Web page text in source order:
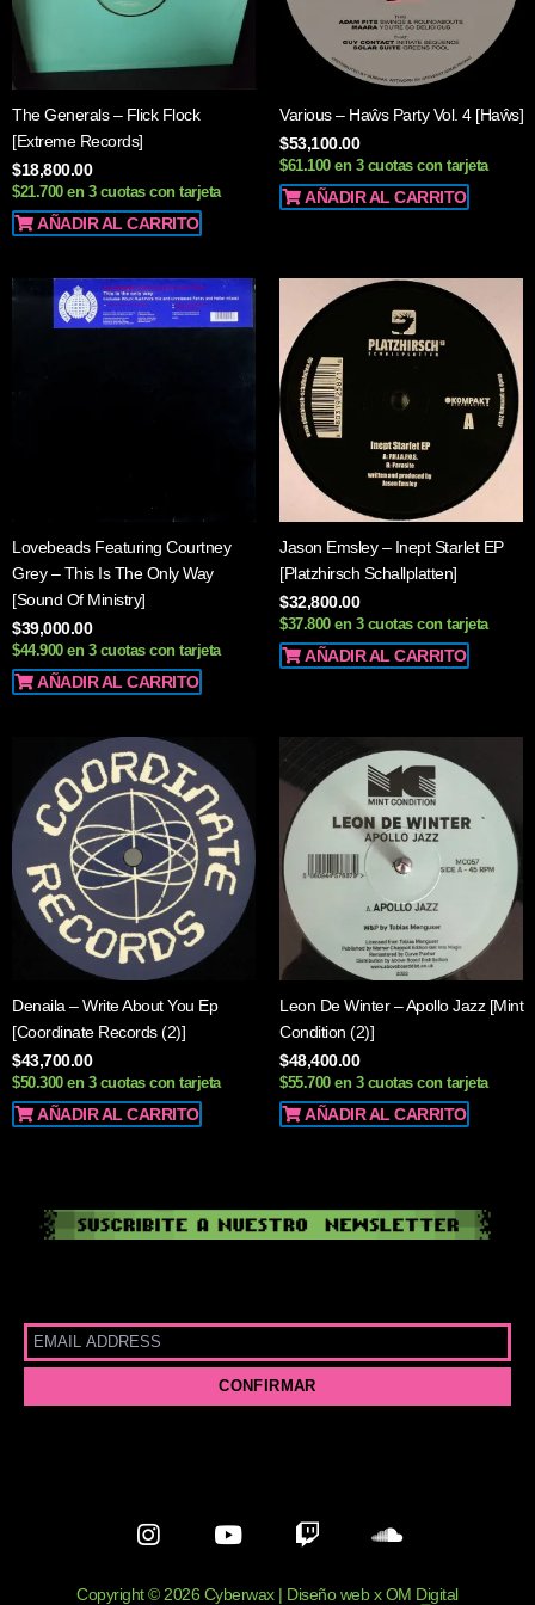
The Generals – Flick Flock
[Extreme Records]
$18,800.00
$21.700 en 3 cuotas con tarjeta
AÑADIR AL CARRITO
Various – Haŵs Party Vol. 4 [Haŵs]
$53,100.00
$61.100 en 3 cuotas con tarjeta
AÑADIR AL CARRITO
Lovebeads Featuring Courtney
Grey – This Is The Only Way
[Sound Of Ministry]
$39,000.00
$44.900 en 3 cuotas con tarjeta
AÑADIR AL CARRITO
Jason Emsley – Inept Starlet EP
[Platzhirsch Schallplatten]
$32,800.00
$37.800 en 3 cuotas con tarjeta
AÑADIR AL CARRITO
Denaila – Write About You Ep
[Coordinate Records (2)]
$43,700.00
$50.300 en 3 cuotas con tarjeta
AÑADIR AL CARRITO
Leon De Winter – Apollo Jazz [Mint
Condition (2)]
$48,400.00
$55.700 en 3 cuotas con tarjeta
AÑADIR AL CARRITO
I
n
Y
o
T
w
S
o
Copyright © 2026 Cyberwax | Diseño web x OM Digital